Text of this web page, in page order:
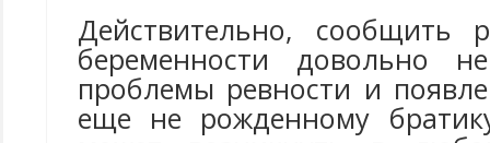
Действительно, сообщить
беременности довольно
проблемы ревности и
еще не рожденному